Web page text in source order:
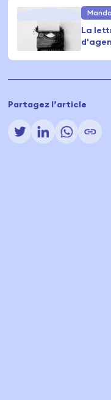
La
Partagez l’article